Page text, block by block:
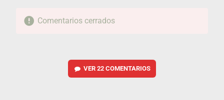
Comentarios cerrados
VER 22 COMENTARIOS